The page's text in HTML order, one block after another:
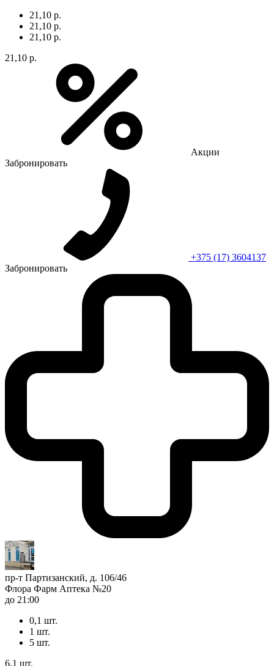
21,10 р.
21,10 р.
21,10 р.
21,10 р.
Акции
Забронировать
+375 (17) 3604137
Забронировать
пр-т Партизанский, д. 106/46
Флора Фарм Аптека №20
до 21:00
0,1 шт.
1 шт.
5 шт.
6,1 шт.